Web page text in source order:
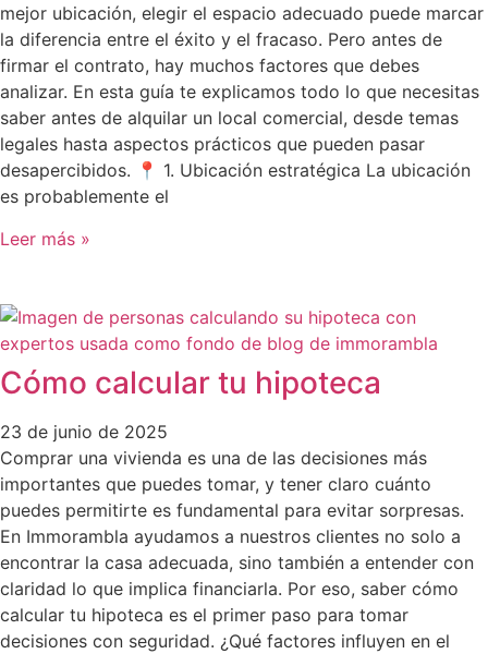
mejor ubicación, elegir el espacio adecuado puede marcar
la diferencia entre el éxito y el fracaso. Pero antes de
firmar el contrato, hay muchos factores que debes
analizar. En esta guía te explicamos todo lo que necesitas
saber antes de alquilar un local comercial, desde temas
legales hasta aspectos prácticos que pueden pasar
desapercibidos. 📍 1. Ubicación estratégica La ubicación
es probablemente el
Leer más »
Cómo calcular tu hipoteca
23 de junio de 2025
Comprar una vivienda es una de las decisiones más
importantes que puedes tomar, y tener claro cuánto
puedes permitirte es fundamental para evitar sorpresas.
En Immorambla ayudamos a nuestros clientes no solo a
encontrar la casa adecuada, sino también a entender con
claridad lo que implica financiarla. Por eso, saber cómo
calcular tu hipoteca es el primer paso para tomar
decisiones con seguridad. ¿Qué factores influyen en el